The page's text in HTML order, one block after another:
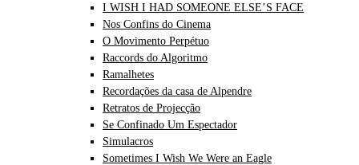
I WISH I HAD SOMEONE ELSE’S FACE
Nos Confins do Cinema
O Movimento Perpétuo
Raccords do Algoritmo
Ramalhetes
Recordações da casa de Alpendre
Retratos de Projecção
Se Confinado Um Espectador
Simulacros
Sometimes I Wish We Were an Eagle